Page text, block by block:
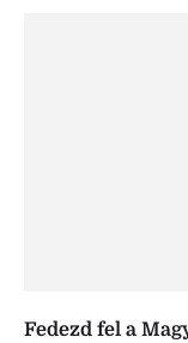
Fedezd fel a